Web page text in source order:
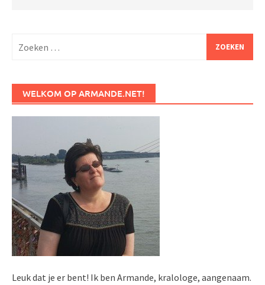
naar:
WELKOM OP ARMANDE.NET!
Leuk dat je er bent! Ik ben Armande, kralologe, aangenaam.